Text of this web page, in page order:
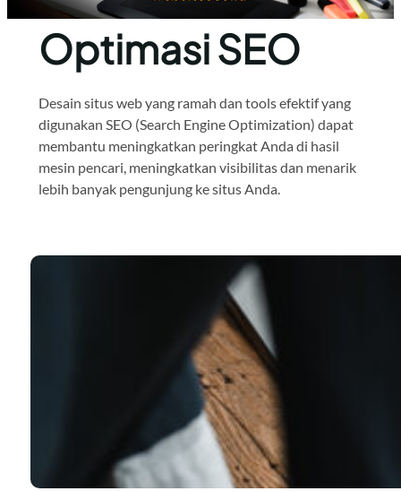
Optimasi SEO
Desain situs web yang ramah dan tools efektif yang
digunakan SEO (Search Engine Optimization) dapat
membantu meningkatkan peringkat Anda di hasil
mesin pencari, meningkatkan visibilitas dan menarik
lebih banyak pengunjung ke situs Anda.